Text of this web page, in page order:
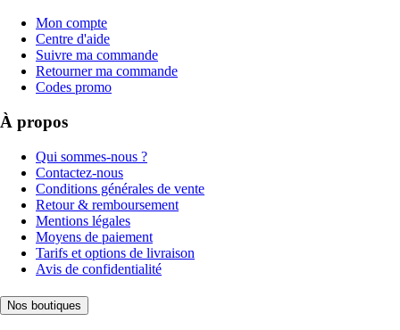
Mon compte
Centre d'aide
Suivre ma commande
Retourner ma commande
Codes promo
À propos
Qui sommes-nous ?
Contactez-nous
Conditions générales de vente
Retour & remboursement
Mentions légales
Moyens de paiement
Tarifs et options de livraison
Avis de confidentialité
Nos boutiques